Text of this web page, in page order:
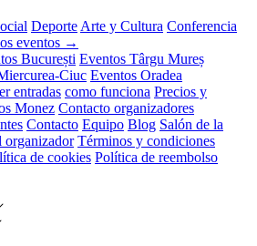
Deporte Arte y Cultura Conferencia
eventos →
București Eventos Târgu Mureș
Ciuc Eventos Oradea
entradas como funciona Precios y
Monez Contacto organizadores
Contacto Equipo Blog Salón de la
organizador Términos y condiciones
de cookies Política de reembolso